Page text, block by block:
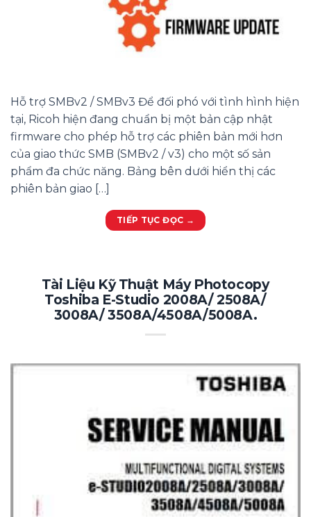
Hỗ trợ SMBv2 / SMBv3 Để đối phó với tình hình hiện
tại, Ricoh hiện đang chuẩn bị một bản cập nhật
firmware cho phép hỗ trợ các phiên bản mới hơn
của giao thức SMB (SMBv2 / v3) cho một số sản
phẩm đa chức năng. Bảng bên dưới hiển thị các
phiên bản giao […]
TIẾP TỤC ĐỌC →
Tài Liệu Kỹ Thuật Máy Photocopy
Toshiba E-Studio 2008A/ 2508A/
3008A/ 3508A/4508A/5008A.